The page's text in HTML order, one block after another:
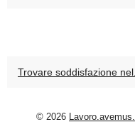
Trovare soddisfazione
© 2026